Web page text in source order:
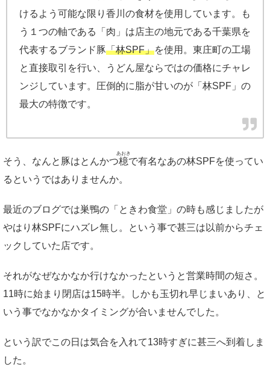
けるよう可能な限り香川の食材を使用しています。も
う１つの軸である「肉」は店主の地元である千葉県を
代表するブランド豚「林SPF」を使用。東庄町の工場
と直接取引を行い、うどん屋ならではの価格にチャレ
ンジしています。圧倒的に脂が甘いのが「林SPF」の
最大の特徴です。
そう、なんと豚はとんかつ檍
あおき
で有名なあの林SPFを使ってい
るというではありませんか。
最近のブログでは巣鴨の「ときわ食堂」の時も感じましたが
やはり林SPFにハズレ無し。という事で甚三は以前からチェ
ックしていた店です。
それがなぜなかなか行けなかったというと営業時間の短さ。
11時に始まり閉店は15時半。しかも玉切れ早じまいあり、と
いう事でなかなかタイミングが合いませんでした。
という訳でこの日は気合を入れて13時すぎに甚三へ到着しま
した。